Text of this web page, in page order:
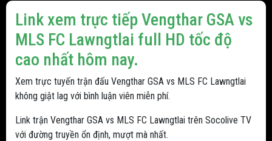
Link xem trực tiếp Vengthar GSA vs
MLS FC Lawngtlai full HD tốc độ
cao nhất hôm nay.
Xem trực tuyến trận đấu Vengthar GSA vs MLS FC Lawngtlai
không giật lag với bình luận viên miễn phí.
Link trận Vengthar GSA vs MLS FC Lawngtlai trên Socolive TV
với đường truyền ổn định, mượt mà nhất.